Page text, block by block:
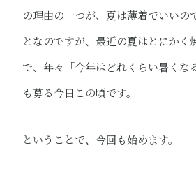
の理由の一つが、夏は薄着でいいの
となのですが、最近の夏はとにかく
で、年々「今年はどれくらい暑くな
も募る今日この頃です。
ということで、今回も始めます。